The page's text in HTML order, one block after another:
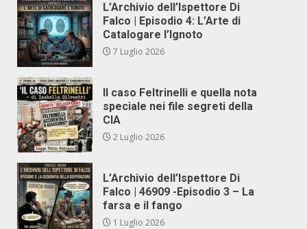
L’Archivio dell’Ispettore Di
Falco | Episodio 4: L’Arte di
Catalogare l’Ignoto
7 Luglio 2026
Il caso Feltrinelli e quella nota
speciale nei file segreti della
CIA
2 Luglio 2026
L’Archivio dell’Ispettore Di
Falco | 46909 -Episodio 3 – La
farsa e il fango
1 Luglio 2026